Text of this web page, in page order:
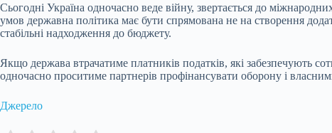
Сьогодні Україна одночасно веде війну, звертається до
умов державна політика має бути спрямована не на створення
стабільні надходження до бюджету.
Якщо держава втрачатиме платників податків, які забезпечують
одночасно проситиме партнерів профінансувати оборону і
Джерело